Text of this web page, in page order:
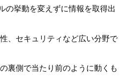
の挙動を変えずに情報を取得出
、セキュリティなど広い分野で
裏側で当たり前のように動くも